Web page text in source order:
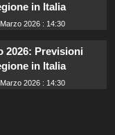
in Italia
2026 : 14:30
2026: Previsioni
in Italia
2026 : 14:30